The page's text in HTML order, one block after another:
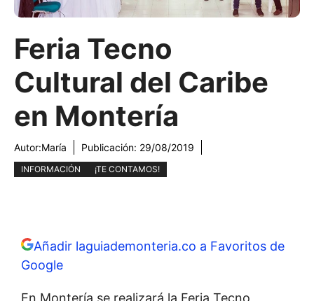
Feria Tecno
Cultural del Caribe
en Montería
Autor:María Publicación: 29/08/2019
INFORMACIÓN ¡TE CONTAMOS!
Añadir laguiademonteria.co a Favoritos de
Google
En Montería se realizará la Feria Tecno